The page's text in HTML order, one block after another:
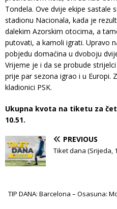
Tondela. Ove dvije ekipe sastale
stadionu Nacionala, kada je
dalekim Azorskim otocima, a
putovati, a kamoli igrati. Upravo
pobjedu domaćina u dvoboju
Vrijeme je i da se probude
prije par sezona igrao i u Europi.
kladionici PSK.
Ukupna kvota na tiketu za
10.51.
PREVIOUS
Tiket dana (Srijeda,
TIP DANA: Barcelona – Osasuna: